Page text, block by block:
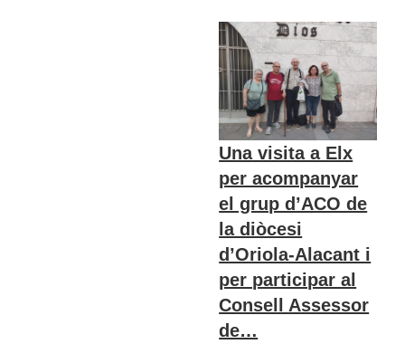
Una visita a Elx
per acompanyar
el grup d’ACO de
la diòcesi
d’Oriola-Alacant i
per participar al
Consell Assessor
de…